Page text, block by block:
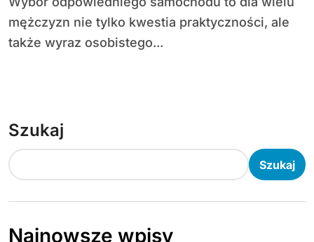
mężczyzn nie tylko kwestia praktyczności, ale
także wyraz osobistego...
Szukaj
Szukaj
Najnowsze wpisy